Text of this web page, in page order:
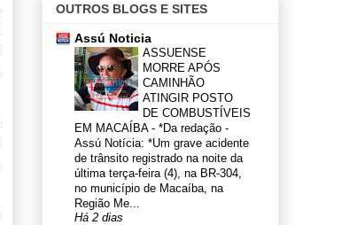
OUTROS BLOGS E SITES
Assú Noticia
ASSUENSE
MORRE APÓS
CAMINHÃO
ATINGIR POSTO
DE COMBUSTÍVEIS
EM MACAÍBA - *Da redação -
Assú Notícia: *Um grave acidente
de trânsito registrado na noite da
última terça-feira (4), na BR-304,
no município de Macaíba, na
Região Me...
Há 2 dias